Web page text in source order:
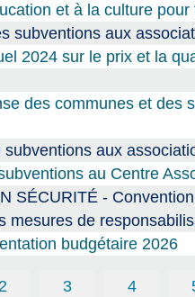
et à la culture pour
subventions aux
2024 sur le prix et la
des communes et des
aux
au Centre
SÉCURITÉ -
mesures de
budgétaire 2026
2 3 4